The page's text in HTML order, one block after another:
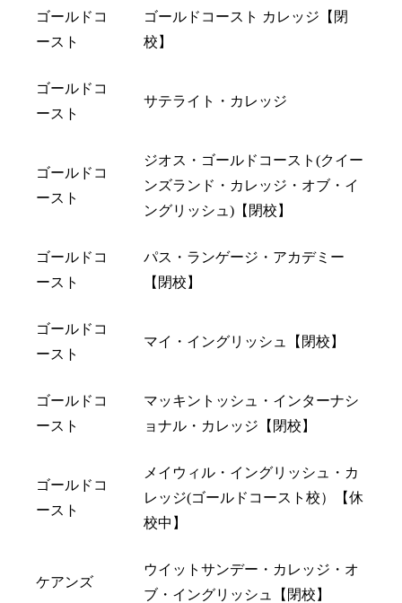
ゴールドコ
ースト
ゴールドコースト カレッジ【閉
校】
ゴールドコ
ースト
サテライト・カレッジ
ゴールドコ
ースト
ジオス・ゴールドコースト(クイー
ンズランド・カレッジ・オブ・イ
ングリッシュ)【閉校】
ゴールドコ
ースト
パス・ランゲージ・アカデミー
【閉校】
ゴールドコ
ースト
マイ・イングリッシュ【閉校】
ゴールドコ
ースト
マッキントッシュ・インターナシ
ョナル・カレッジ【閉校】
ゴールドコ
ースト
メイウィル・イングリッシュ・カ
レッジ(ゴールドコースト校）【休
校中】
ケアンズ
ウイットサンデー・カレッジ・オ
ブ・イングリッシュ【閉校】